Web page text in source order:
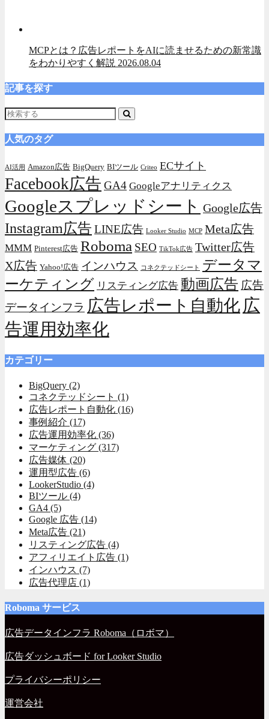
MCPとは？広告レポートをAIに読ませるための新常識
をわかりやすく解説 2026.08.04
記事を探す
人気のタグ
AI活用 Amazon広告 BigQuery BIツール Criteo ECサイト
Facebook広告 GA4 Googleアナリティクス
Googleスプレッドシート Google広告
Instagram広告 LINE広告 Looker Studio MCP Meta広告
MMM Pinterest広告 Roboma SEO TikTok広告 Twitter広告
X広告 Yahoo!広告 インハウス コネクテッドシート
データマ
ーケティング リスティング広告 動画広告 広告
データインフラ 広告レポート自動化 広
告運用効率化
カテゴリー
BigQuery (2)
コネクテッドシート (1)
広告レポート自動化 (16)
事例紹介 (17)
広告運用効率化 (36)
マーケティング (317)
広告媒体 (20)
運用型広告 (6)
LookerStudio (4)
BIツール (4)
GA4 (5)
Google 広告 (14)
Meta広告 (21)
リスティング広告 (4)
アフィリエイト広告 (1)
インハウス (7)
広告代理店 (1)
Roboma サービス
広告データインフラ Roboma（ロボマ）
広告ダッシュボード for Looker Studio
プライバシーポリシー
運営会社